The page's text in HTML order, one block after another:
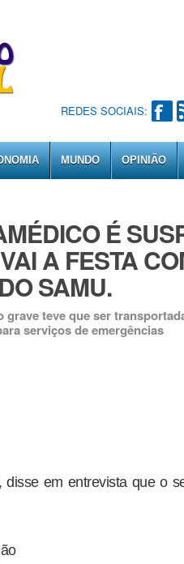
REDES SOCIAIS:
MUNDO OPINIÃO
É
A FESTA
SAMU.
grave teve que ser
serviços de emergências
em entrevista que o